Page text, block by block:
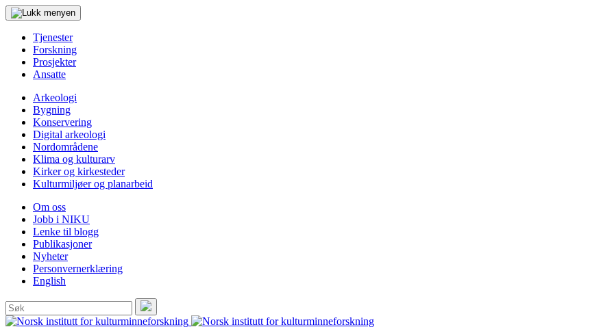
Tjenester
Forskning
Prosjekter
Ansatte
Arkeologi
Bygning
Konservering
Digital arkeologi
Nordområdene
Klima og kulturarv
Kirker og kirkesteder
Kulturmiljøer og planarbeid
Om oss
Jobb i NIKU
Lenke til blogg
Publikasjoner
Nyheter
Personvernerklæring
English
Søk
etter:
Søk